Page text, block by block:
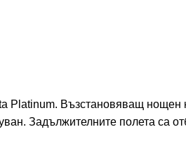
Platinum. Възстановяващ нощен
Задължителните полета са